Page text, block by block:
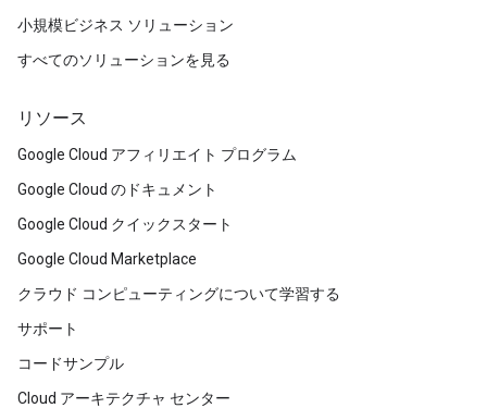
小規模ビジネス ソリューション
すべてのソリューションを見る
リソース
Google Cloud アフィリエイト プログラム
Google Cloud のドキュメント
Google Cloud クイックスタート
Google Cloud Marketplace
クラウド コンピューティングについて学習する
サポート
コードサンプル
Cloud アーキテクチャ センター